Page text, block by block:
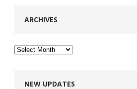
ARCHIVES
Archives
NEW UPDATES